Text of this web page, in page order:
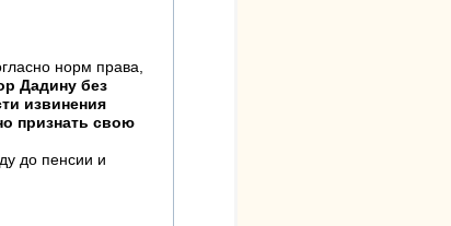
норм права,
Дадину без
извинения
признать свою
до пенсии и